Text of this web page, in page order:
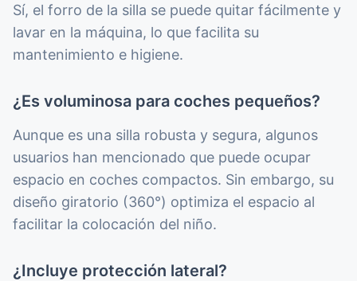
Sí, el forro de la silla se puede quitar fácilmente y
lavar en la máquina, lo que facilita su
mantenimiento e higiene.
¿Es voluminosa para coches pequeños?
Aunque es una silla robusta y segura, algunos
usuarios han mencionado que puede ocupar
espacio en coches compactos. Sin embargo, su
diseño giratorio (360°) optimiza el espacio al
facilitar la colocación del niño.
¿Incluye protección lateral?